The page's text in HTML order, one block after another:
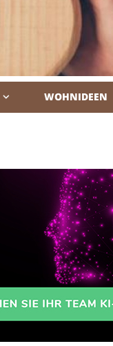
WOHNIDEEN